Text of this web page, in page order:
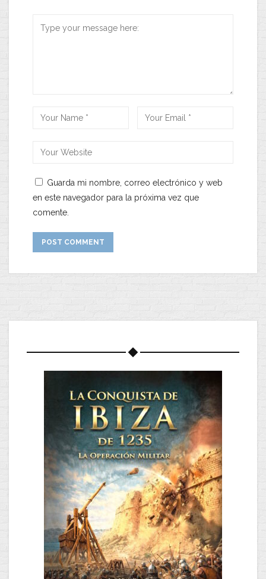
Guarda mi nombre, correo electrónico y web
en este navegador para la próxima vez que
comente.